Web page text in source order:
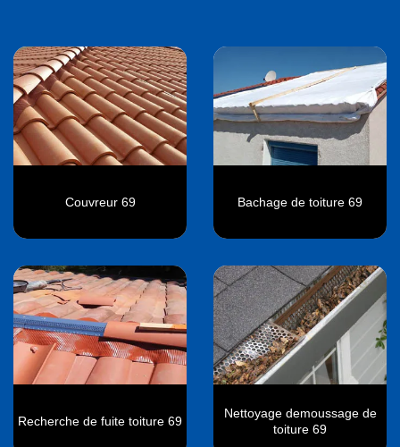
Couvreur 69 Bachage de toiture 69
Recherche de fuite toiture 69
Nettoyage demoussage de
toiture 69